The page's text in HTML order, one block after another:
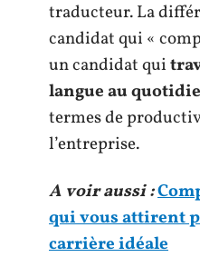
traducteur. La
candidat qui «
un candidat qui
langue au
termes de
l’entreprise.
A voir aussi :
qui vous attirent
carrière idéale